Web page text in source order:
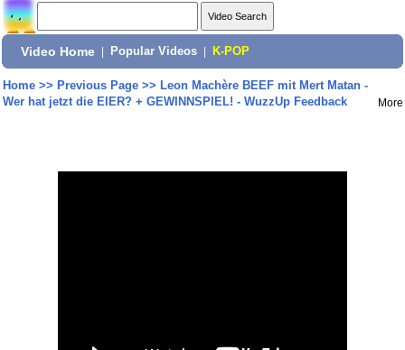
Video Home Popular Videos K-POP
Home>> Previous Page>> Leon Machère BEEF mit Mert Matan -
Wer hat jetzt die EIER? + GEWINNSPIEL! - WuzzUp Feedback
More